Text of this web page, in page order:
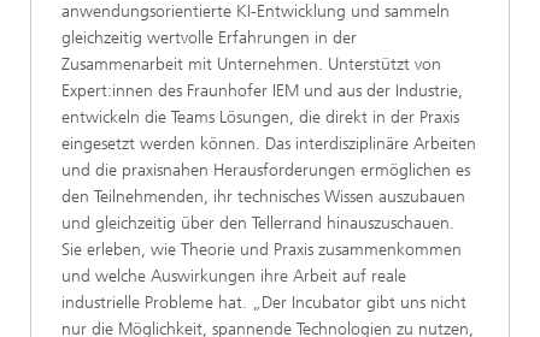
anwendungsorientierte KI-Entwicklung und sammeln
gleichzeitig wertvolle Erfahrungen in der
Zusammenarbeit mit Unternehmen. Unterstützt von
Expert:innen des Fraunhofer IEM und aus der Industrie,
entwickeln die Teams Lösungen, die direkt in der Praxis
eingesetzt werden können. Das interdisziplinäre Arbeiten
und die praxisnahen Herausforderungen ermöglichen es
den Teilnehmenden, ihr technisches Wissen auszubauen
und gleichzeitig über den Tellerrand hinauszuschauen.
Sie erleben, wie Theorie und Praxis zusammenkommen
und welche Auswirkungen ihre Arbeit auf reale
industrielle Probleme hat. „Der Incubator gibt uns nicht
nur die Möglichkeit, spannende Technologien zu nutzen,